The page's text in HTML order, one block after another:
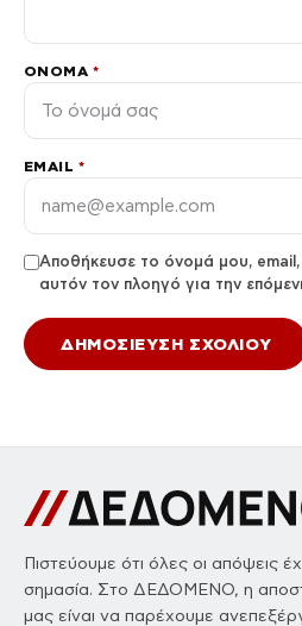
ΌΝΟΜΑ *
EMAIL *
Αποθήκευσε το όνομά μου, email,
αυτόν τον πλοηγό για την
Πιστεύουμε ότι όλες οι απόψεις
σημασία. Στο ΔΕΔΟΜΕΝΟ, η
μας είναι να παρέχουμε